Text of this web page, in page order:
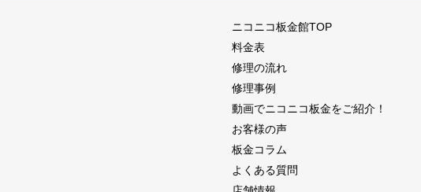
ニコニコ板金館TOP
料金表
修理の流れ
修理事例
動画でニコニコ板金をご紹介！
お客様の声
板金コラム
よくある質問